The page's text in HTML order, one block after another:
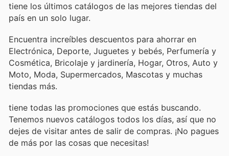
tiene los últimos catálogos de las mejores tiendas del
país en un solo lugar.
Encuentra increíbles descuentos para ahorrar en
Electrónica, Deporte, Juguetes y bebés, Perfumería y
Cosmética, Bricolaje y jardinería, Hogar, Otros, Auto y
Moto, Moda, Supermercados, Mascotas y muchas
tiendas más.
tiene todas las promociones que estás buscando.
Tenemos nuevos catálogos todos los días, así que no
dejes de visitar antes de salir de compras. ¡No pagues
de más por las cosas que necesitas!